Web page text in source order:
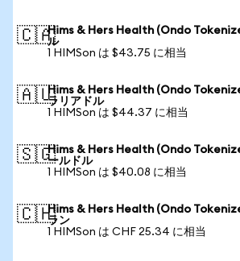
🇨🇦Hims & Hers Health (Ondo
ル
1 HIMSon は $43.75 に相当
🇦🇺Hims & Hers Health (Ondo
ラリアドル
1 HIMSon は $44.37 に相当
🇸🇬Hims & Hers Health (Ondo
ールドル
1 HIMSon は $40.08 に相当
🇨🇭Hims & Hers Health (Ondo
ラン
1 HIMSon は CHF 25.34 に相当